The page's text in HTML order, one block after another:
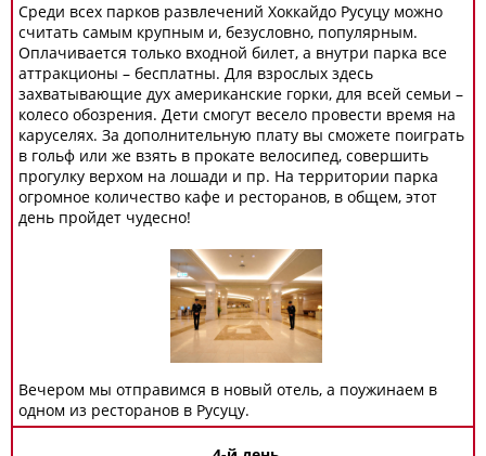
Среди всех парков развлечений Хоккайдо Русуцу можно
считать самым крупным и, безусловно, популярным.
Оплачивается только входной билет, а внутри парка все
аттракционы – бесплатны. Для взрослых здесь
захватывающие дух американские горки, для всей семьи –
колесо обозрения. Дети смогут весело провести время на
каруселях. За дополнительную плату вы сможете поиграть
в гольф или же взять в прокате велосипед, совершить
прогулку верхом на лошади и пр. На территории парка
огромное количество кафе и ресторанов, в общем, этот
день пройдет чудесно!
Вечером мы отправимся в новый отель, а поужинаем в
одном из ресторанов в Русуцу.